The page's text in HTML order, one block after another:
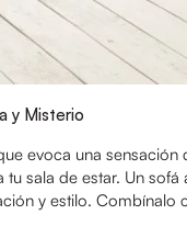
y Misterio
evoca una
sala de estar. Un
y estilo.